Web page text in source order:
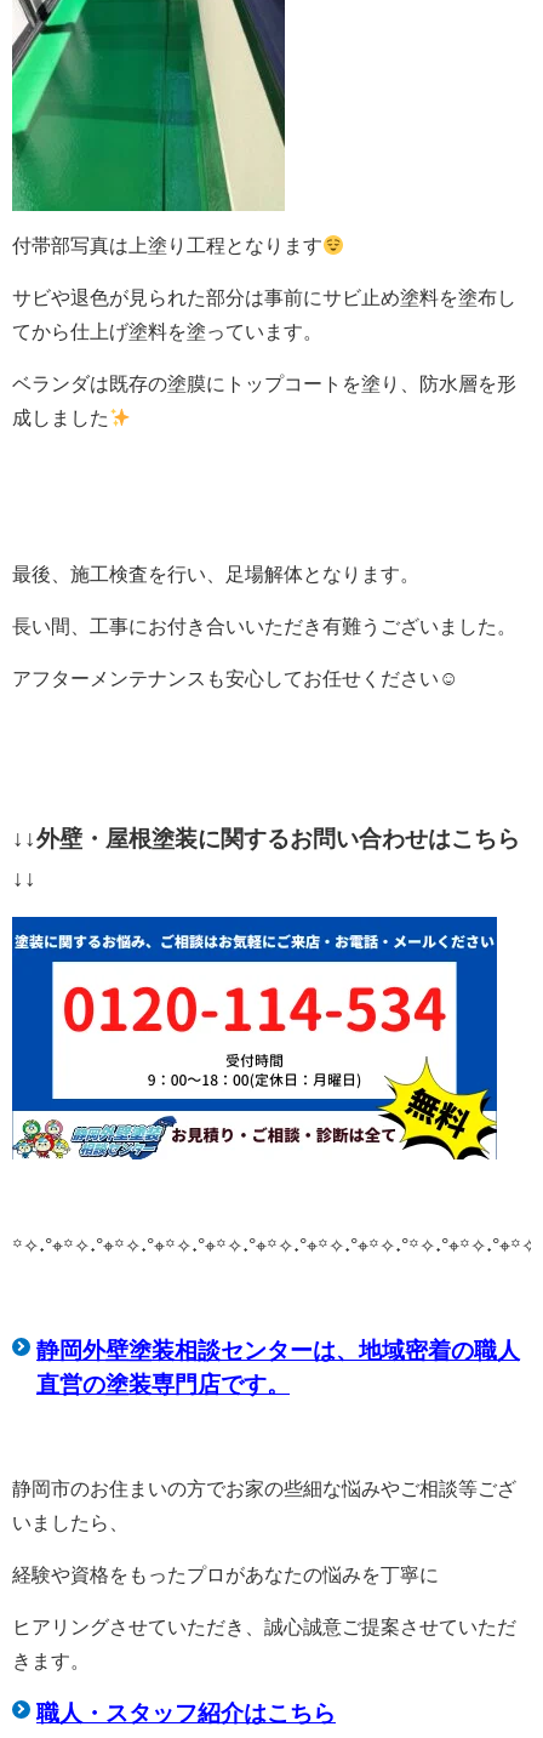
付帯部写真は上塗り工程となります
サビや退色が見られた部分は事前にサビ止め塗料を塗布し
てから仕上げ塗料を塗っています。
ベランダは既存の塗膜にトップコートを塗り、防水層を形
成しました
最後、施工検査を行い、足場解体となります。
長い間、工事にお付き合いいただき有難うございました。
アフターメンテナンスも安心してお任せください☺
↓↓外壁・屋根塗装に関するお問い合わせはこちら
↓↓
꙳✧˖°⌖꙳✧˖°⌖꙳✧˖°⌖꙳✧˖°⌖꙳✧˖°⌖꙳✧˖°⌖꙳✧˖°⌖꙳✧˖°
静岡外壁塗装相談センターは、地域密着の職人
直営の塗装専門店です。
静岡市のお住まいの方でお家の些細な悩みやご相談等ござ
いましたら、
経験や資格をもったプロがあなたの悩みを丁寧に
ヒアリングさせていただき、誠心誠意ご提案させていただ
きます。
職人・スタッフ紹介はこちら